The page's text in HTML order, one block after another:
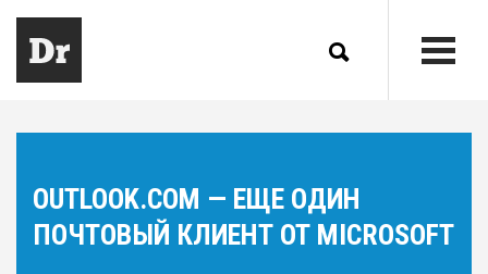
OUTLOOK.COM — ЕЩЕ ОДИН
ПОЧТОВЫЙ КЛИЕНТ ОТ MICROSOFT